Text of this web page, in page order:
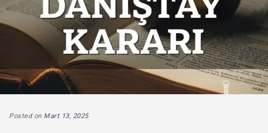
Posted on Mart 13, 2025